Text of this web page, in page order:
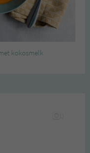
kokosmelk